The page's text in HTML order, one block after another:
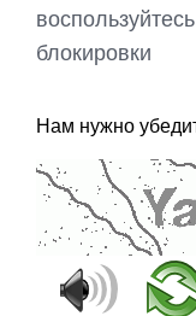
блокировки
Нам нужно